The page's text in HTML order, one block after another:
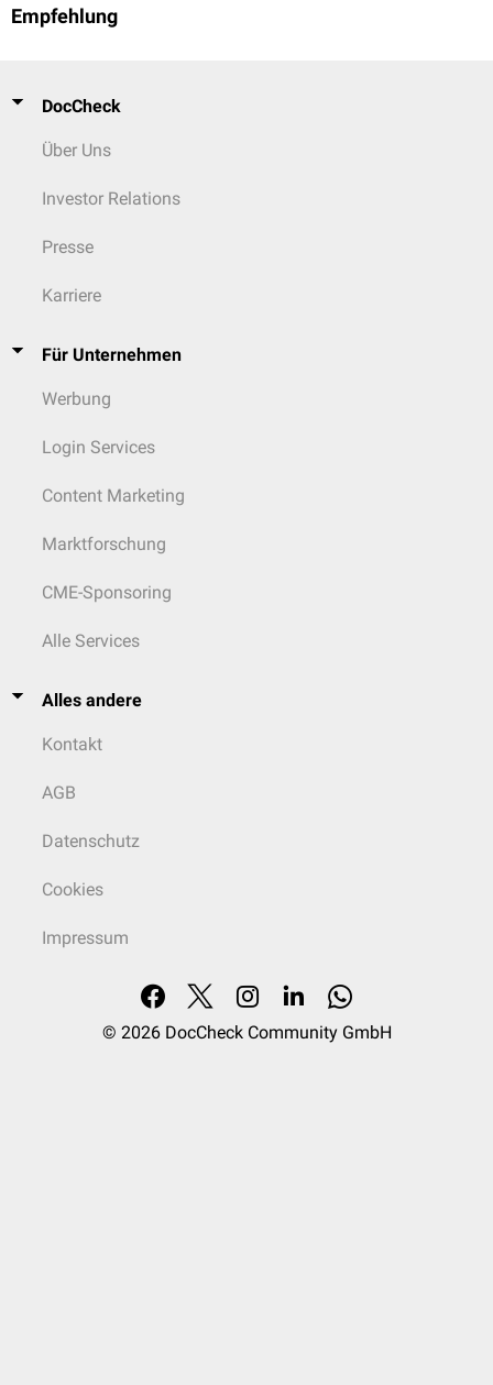
Empfehlung
DocCheck
Über Uns
Investor Relations
Presse
Karriere
Für Unternehmen
Werbung
Login Services
Content Marketing
Marktforschung
CME-Sponsoring
Alle Services
Alles andere
Kontakt
AGB
Datenschutz
Cookies
Impressum
© 2026 DocCheck Community GmbH